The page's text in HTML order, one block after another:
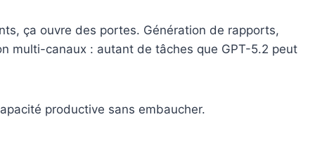
ça ouvre des portes. Génération de rapports,
multi-canaux : autant de tâches que GPT-5.2 peut
productive sans embaucher.